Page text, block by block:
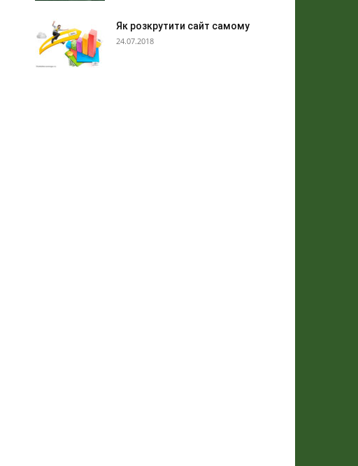
Як розкрутити сайт самому
24.07.2018